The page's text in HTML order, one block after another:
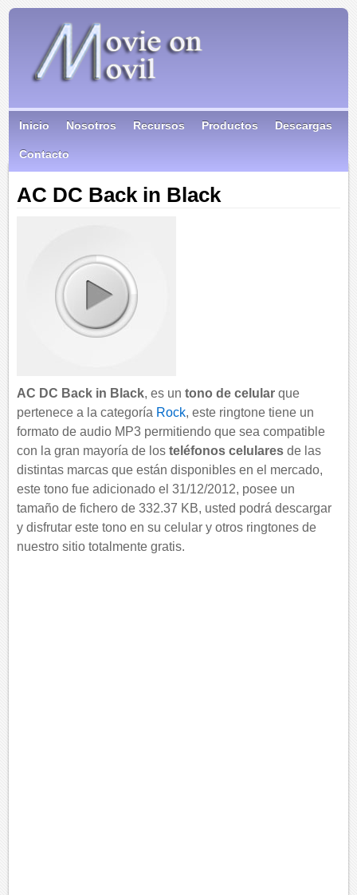
Inicio Nosotros Recursos Productos Descargas
Contacto
AC DC Back in Black
AC DC Back in Black, es untono de celular que
pertenece a la categoría Rock, este ringtone tiene un
formato de audio MP3 permitiendo que sea compatible
con la gran mayoría de losteléfonos celulares de las
distintas marcas que están disponibles en el mercado,
este tono fue adicionado el 31/12/2012, posee un
tamaño de fichero de 332.37 KB, usted podrá descargar
y disfrutar este tono en su celular y otros ringtones de
nuestro sitio totalmente gratis.